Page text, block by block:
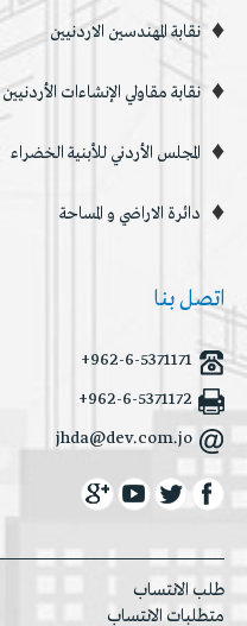
نقابة المهندسين الاردنيين
نقابة مقاولي الإنشاءات الأردنيين
المجلس الأردني للأبنية الخضراء
دائرة الاراضي و المساحة
اتصل بنا
+962-6-5371171
+962-6-5371172
jhda@dev.com.jo
طلب الانتساب
متطلبات الانتساب